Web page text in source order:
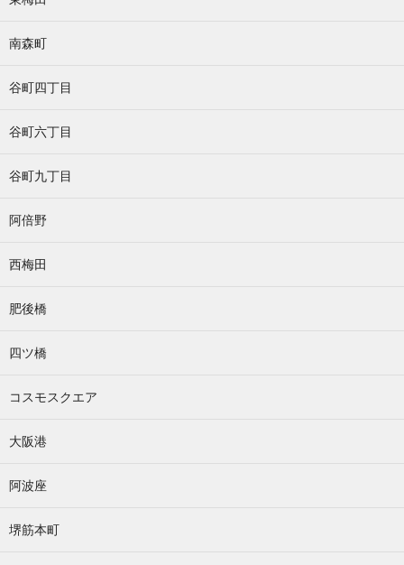
南森町
谷町四丁目
谷町六丁目
谷町九丁目
阿倍野
西梅田
肥後橋
四ツ橋
コスモスクエア
大阪港
阿波座
堺筋本町